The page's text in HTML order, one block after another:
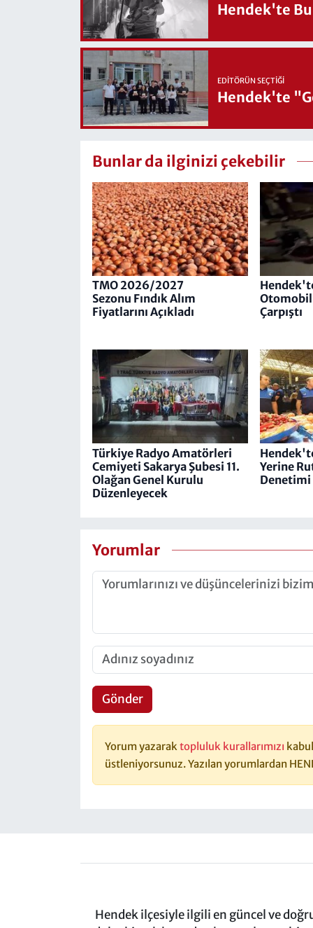
Hendek'te
EDITÖRÜN SEÇTIĞI
Hendek'te
Bunlar da ilginizi çekebilir
TMO 2026/2027
Sezonu Fındık Alım
Fiyatlarını Açıkladı
Çarpıştı
Türkiye Radyo Amatörleri
Cemiyeti​​​​​​​ Sakarya Şubesi 11.
Olağan Genel Kurulu
Düzenleyecek
Yerine
Denetimi
Yorumlar
Gönder
Yorum yazaraktopluluk kurallarımızı
üstleniyorsunuz. Yazılan yorumlardan
Hendek ilçesiyle ilgili en güncel ve